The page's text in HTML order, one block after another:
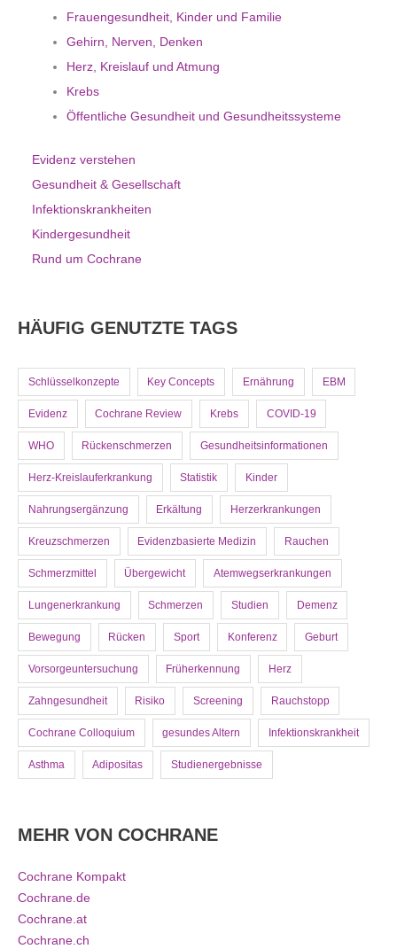
Frauengesundheit, Kinder und Familie
Gehirn, Nerven, Denken
Herz, Kreislauf und Atmung
Krebs
Öffentliche Gesundheit und Gesundheitssysteme
Evidenz verstehen
Gesundheit & Gesellschaft
Infektionskrankheiten
Kindergesundheit
Rund um Cochrane
HÄUFIG GENUTZTE TAGS
Schlüsselkonzepte Key Concepts Ernährung EBM
Evidenz Cochrane Review Krebs COVID-19
WHO Rückenschmerzen Gesundheitsinformationen
Herz-Kreislauferkrankung Statistik Kinder
Nahrungsergänzung Erkältung Herzerkrankungen
Kreuzschmerzen Evidenzbasierte Medizin Rauchen
Schmerzmittel Übergewicht Atemwegserkrankungen
Lungenerkrankung Schmerzen Studien Demenz
Bewegung Rücken Sport Konferenz Geburt
Vorsorgeuntersuchung Früherkennung Herz
Zahngesundheit Risiko Screening Rauchstopp
Cochrane Colloquium gesundes Altern Infektionskrankheit
Asthma Adipositas Studienergebnisse
MEHR VON COCHRANE
Cochrane Kompakt
Cochrane.de
Cochrane.at
Cochrane.ch